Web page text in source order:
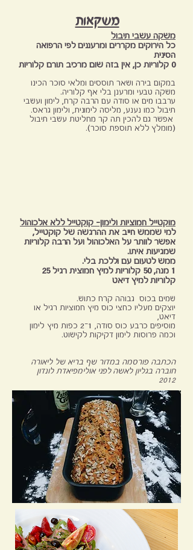
משקאות
משקה עשבי תיבול
כל הירוקים מקררים ומרעננים לפי הרפואה
הסינית
0 קלוריות כן, אין בזה שום מרכיב תורם קלוריות
במקום בירה ושאר תוססים ומלאי סוכר הכינו
משקה טבעי ומרענן בלי אף קלוריה.
ערבבו מים או סודה עם הרבה קרח, לימון ועשבי
תיבול כמו נענע, מליסה לימונית, ולימון גראס.
אפשר גם להכין תה קר מחליטת עשבי תיבול
(מומלץ ללא תוספת סוכר).
מוקטייל חמוציות ולימון- קוקטייל ללא אלכוהול
למי שממש חייב את ההרגשה של קוקטייל,
אפשר לוותר על האלכוהול ועל הרבה קלוריות
שמגיעות איתו.
ממש לטעום עם וללכת בלי.
1 מנה, 50 קלוריות למיץ חמוצית רגיל 25
קלוריות למיץ דיאט
שמים בכוס גבוהה קרח כתוש.
יוצקים מעליו כחצי כוס מיץ חמוציות רגיל או
דיאט,
מוסיפים כרבע כוס סודה, 1־2 כפות מיץ לימון
וכמה פרוסות לימון דקיקות לקישוט.
הכתבה פורסמה במדור שף בריא של ליאורה
חוברה בגליון לאשה לפני אולימפיאדת לונדון
2012